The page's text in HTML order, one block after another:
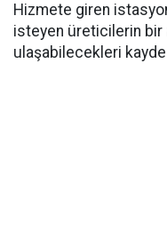
Hizmete giren
isteyen üreticilerin bir
ulaşabilecekleri